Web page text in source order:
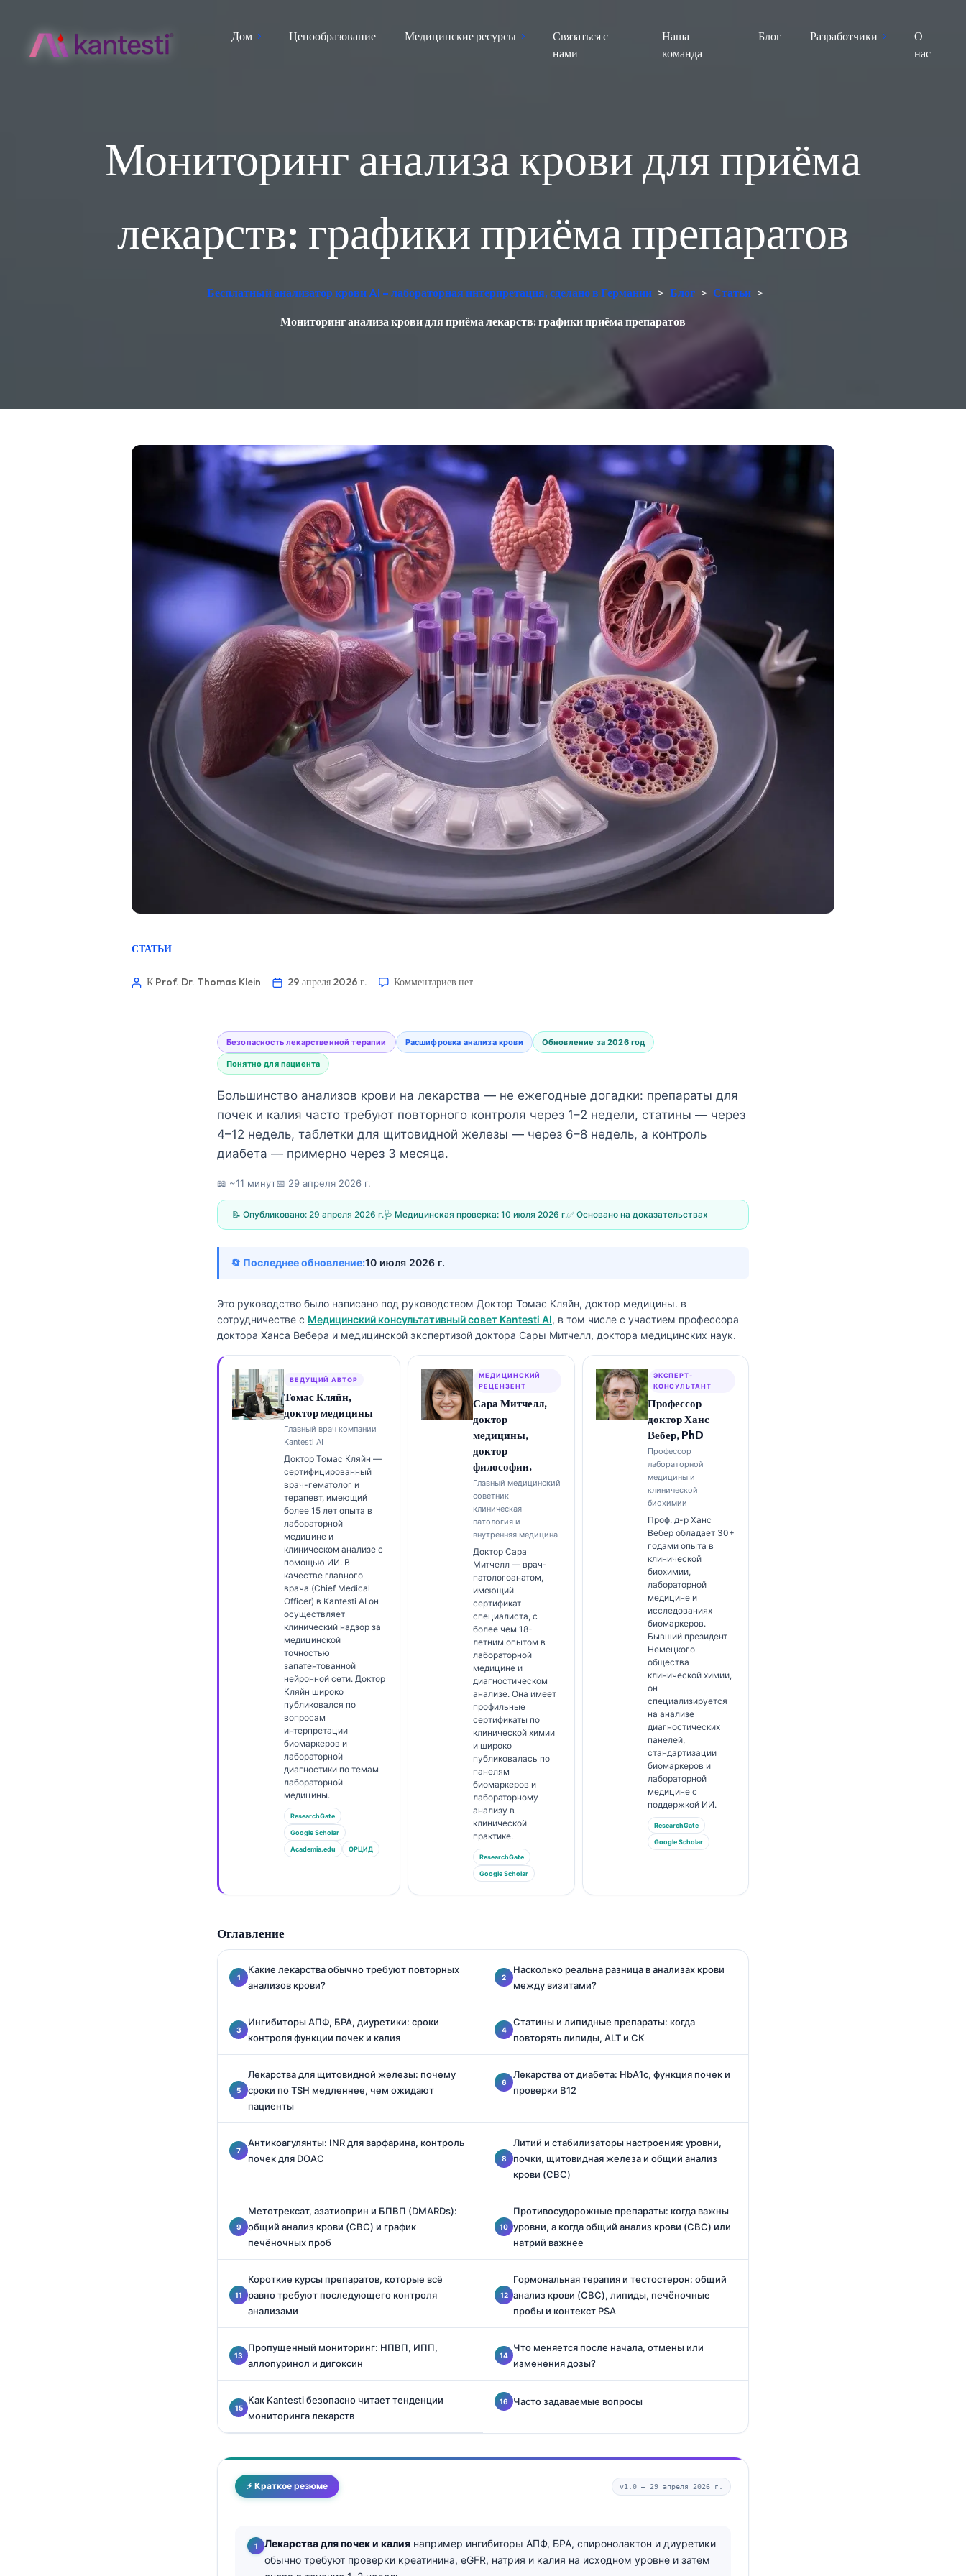
Дом Ценообразование Медицинские ресурсы
Связаться с
нами
Наша
команда
Блог Разработчики
О
нас
Мониторинг анализа крови для приёма
лекарств: графики приёма препаратов
Бесплатный анализатор крови AI – лабораторная интерпретация, сделано в Германии > Блог > Статьи >
Мониторинг анализа крови для приёма лекарств: графики приёма препаратов
СТАТЬИ
К Prof. Dr. Thomas Klein 29 апреля 2026 г. Комментариев нет
Безопасность лекарственной терапии Расшифровка анализа крови Обновление за 2026 год
Понятно для пациента
Большинство анализов крови на лекарства — не ежегодные догадки: препараты для
почек и калия часто требуют повторного контроля через 1–2 недели, статины — через
4–12 недель, таблетки для щитовидной железы — через 6–8 недель, а контроль
диабета — примерно через 3 месяца.
📖 ~11 минут📅 29 апреля 2026 г.
📝 Опубликовано: 29 апреля 2026 г.🩺 Медицинская проверка: 10 июля 2026 г.✅ Основано на доказательствах
🔄 Последнее обновление:10 июля 2026 г.
Это руководство было написано под руководством Доктор Томас Кляйн, доктор медицины. в
сотрудничестве с Медицинский консультативный совет Kantesti AI, в том числе с участием профессора
доктора Ханса Вебера и медицинской экспертизой доктора Сары Митчелл, доктора медицинских наук.
ВЕДУЩИЙ АВТОР
Томас Кляйн,
доктор медицины
Главный врач компании
Kantesti AI
Доктор Томас Кляйн —
сертифицированный
врач-гематолог и
терапевт, имеющий
более 15 лет опыта в
лабораторной
медицине и
клиническом анализе с
помощью ИИ. В
качестве главного
врача (Chief Medical
Officer) в Kantesti AI он
осуществляет
клинический надзор за
медицинской
точностью
запатентованной
нейронной сети. Доктор
Кляйн широко
публиковался по
вопросам
интерпретации
биомаркеров и
лабораторной
диагностики по темам
лабораторной
медицины.
ResearchGate
Google Scholar
Academia.edu ОРЦИД
МЕДИЦИНСКИЙ
РЕЦЕНЗЕНТ
Сара Митчелл,
доктор
медицины,
доктор
философии.
Главный медицинский
советник —
клиническая
патология и
внутренняя медицина
Доктор Сара
Митчелл — врач-
патологоанатом,
имеющий
сертификат
специалиста, с
более чем 18-
летним опытом в
лабораторной
медицине и
диагностическом
анализе. Она имеет
профильные
сертификаты по
клинической химии
и широко
публиковалась по
панелям
биомаркеров и
лабораторному
анализу в
клинической
практике.
ResearchGate
Google Scholar
ЭКСПЕРТ-
КОНСУЛЬТАНТ
Профессор
доктор Ханс
Вебер, PhD
Профессор
лабораторной
медицины и
клинической
биохимии
Проф. д-р Ханс
Вебер обладает 30+
годами опыта в
клинической
биохимии,
лабораторной
медицине и
исследованиях
биомаркеров.
Бывший президент
Немецкого
общества
клинической химии,
он
специализируется
на анализе
диагностических
панелей,
стандартизации
биомаркеров и
лабораторной
медицине с
поддержкой ИИ.
ResearchGate
Google Scholar
Оглавление
Какие лекарства обычно требуют повторных
анализов крови?
Насколько реальна разница в анализах крови
между визитами?
Ингибиторы АПФ, БРА, диуретики: сроки
контроля функции почек и калия
Статины и липидные препараты: когда
повторять липиды, ALT и CK
Лекарства для щитовидной железы: почему
сроки по TSH медленнее, чем ожидают
пациенты
Лекарства от диабета: HbA1c, функция почек и
проверки B12
Антикоагулянты: INR для варфарина, контроль
почек для DOAC
Литий и стабилизаторы настроения: уровни,
почки, щитовидная железа и общий анализ
крови (CBC)
Метотрексат, азатиоприн и БПВП (DMARDs):
общий анализ крови (CBC) и график
печёночных проб
Противосудорожные препараты: когда важны
уровни, а когда общий анализ крови (CBC) или
натрий важнее
Короткие курсы препаратов, которые всё
равно требуют последующего контроля
анализами
Гормональная терапия и тестостерон: общий
анализ крови (CBC), липиды, печёночные
пробы и контекст PSA
Пропущенный мониторинг: НПВП, ИПП,
аллопуринол и дигоксин
Что меняется после начала, отмены или
изменения дозы?
Как Kantesti безопасно читает тенденции
мониторинга лекарств
Часто задаваемые вопросы
⚡ Краткое резюме v1.0 — 29 апреля 2026 г.
Лекарства для почек и калия например ингибиторы АПФ, БРА, спиронолактон и диуретики
обычно требуют проверки креатинина, eGFR, натрия и калия на исходном уровне и затем